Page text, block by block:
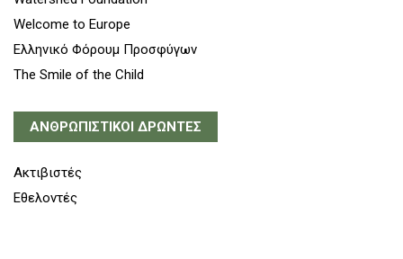
Welcome to Europe
Ελληνικό Φόρουμ Προσφύγων
The Smile of the Child
ΑΝΘΡΩΠΙΣΤΙΚΟΙ ΔΡΩΝΤΕΣ
Ακτιβιστές
Εθελοντές